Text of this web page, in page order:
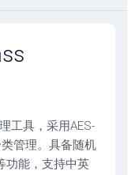
工具，采用AES-
管理。具备随机
功能，支持中英